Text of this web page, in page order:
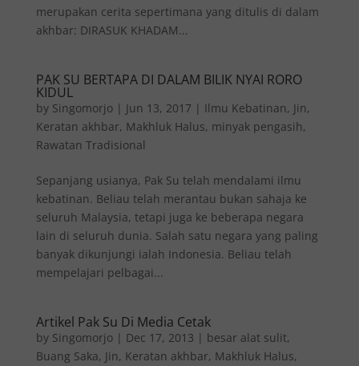
merupakan cerita sepertimana yang ditulis di dalam
akhbar: DIRASUK KHADAM...
PAK SU BERTAPA DI DALAM BILIK NYAI RORO
KIDUL
by Singomorjo| Jun 13, 2017 | Ilmu Kebatinan, Jin,
Keratan akhbar, Makhluk Halus, minyak pengasih,
Rawatan Tradisional
Sepanjang usianya, Pak Su telah mendalami ilmu
kebatinan. Beliau telah merantau bukan sahaja ke
seluruh Malaysia, tetapi juga ke beberapa negara
lain di seluruh dunia. Salah satu negara yang paling
banyak dikunjungi ialah Indonesia. Beliau telah
mempelajari pelbagai...
Artikel Pak Su Di Media Cetak
by Singomorjo| Dec 17, 2013 | besar alat sulit,
Buang Saka, Jin, Keratan akhbar, Makhluk Halus,